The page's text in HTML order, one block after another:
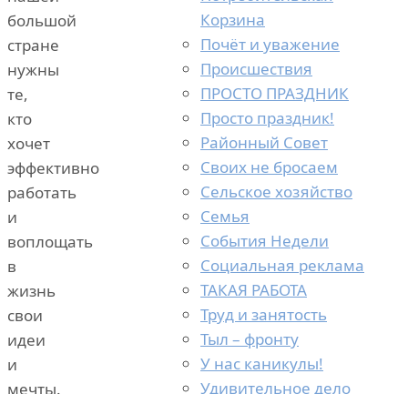
большой
стране
нужны
те,
кто
хочет
эффективно
работать
и
воплощать
в
жизнь
свои
идеи
и
мечты.
Корзина
Почёт и уважение
Происшествия
ПРОСТО ПРАЗДНИК
Просто праздник!
Районный Совет
Своих не бросаем
Сельское хозяйство
Семья
События Недели
Социальная реклама
ТАКАЯ РАБОТА
Труд и занятость
Тыл – фронту
У нас каникулы!
Удивительное дело